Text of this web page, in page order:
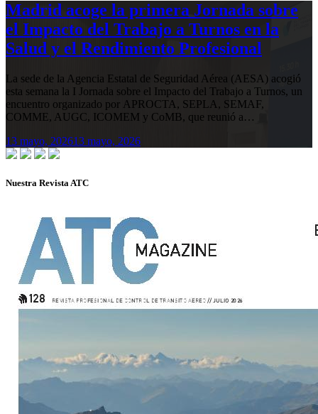
Madrid acoge la primera Jornada sobre
el Impacto del Trabajo a Turnos en la
Salud y el Rendimiento Profesional
La sede de la Agencia Estatal de Seguridad Aérea (AESA) acogió
esta semana la I Jornada sobre el Impacto del Trabajo a Turnos, un
encuentro organizado por APROCTA, SEPLA, SEMAF,
COMME, AUGC, ICOMEM y CoMB, que reunió a…
13 mayo, 202613 mayo, 2026
Nuestra Revista ATC